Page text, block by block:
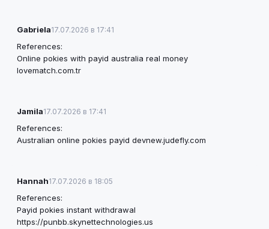
Gabriela17.07.2026 в 17:41
References:
Online pokies with payid australia real money
lovematch.com.tr
Jamila17.07.2026 в 17:41
References:
Australian online pokies payid devnew.judefly.com
Hannah17.07.2026 в 18:05
References:
Payid pokies instant withdrawal
https://punbb.skynettechnologies.us